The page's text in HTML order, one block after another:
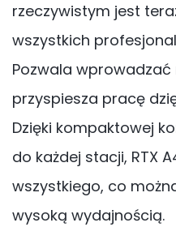
rzeczywistym jest
wszystkich
Pozwala
przyspiesza pracę
Dzięki kompaktowej
do każdej stacji, RTX
wszystkiego, co
wysoką wydajnością.